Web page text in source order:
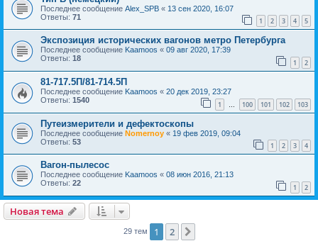
Последнее сообщение Alex_SPB « 13 сен 2020, 16:07
Ответы: 71 1 2 3 4 5
Экспозиция исторических вагонов метро Петербурга
Последнее сообщение Kaamoos « 09 авг 2020, 17:39
Ответы: 18 1 2
81-717.5П/81-714.5П
Последнее сообщение Kaamoos « 20 дек 2019, 23:27
Ответы: 1540 1 … 100 101 102 103
Путеизмерители и дефектоскопы
Последнее сообщение Nomernoy « 19 фев 2019, 09:04
Ответы: 53 1 2 3 4
Вагон-пылесос
Последнее сообщение Kaamoos « 08 июн 2016, 21:13
Ответы: 22 1 2
Новая тема
29 тем 1 2